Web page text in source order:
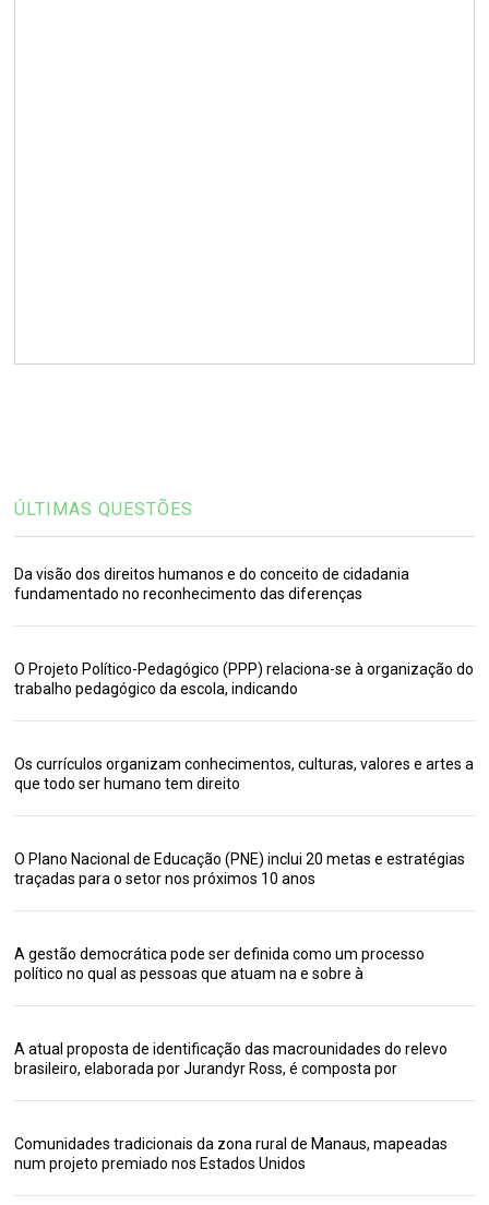
ÚLTIMAS QUESTÕES
Da visão dos direitos humanos e do conceito de cidadania
fundamentado no reconhecimento das diferenças
O Projeto Político-Pedagógico (PPP) relaciona-se à organização do
trabalho pedagógico da escola, indicando
Os currículos organizam conhecimentos, culturas, valores e artes a
que todo ser humano tem direito
O Plano Nacional de Educação (PNE) inclui 20 metas e estratégias
traçadas para o setor nos próximos 10 anos
A gestão democrática pode ser definida como um processo
político no qual as pessoas que atuam na e sobre à
A atual proposta de identificação das macrounidades do relevo
brasileiro, elaborada por Jurandyr Ross, é composta por
Comunidades tradicionais da zona rural de Manaus, mapeadas
num projeto premiado nos Estados Unidos